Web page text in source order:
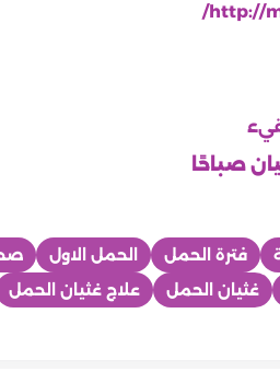
http://
فترة الحمل الحمل الاول
غثيان الحمل علاج غثيان الحمل